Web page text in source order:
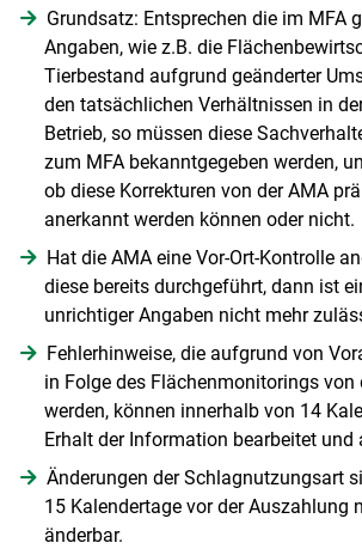
Grundsatz: Entsprechen die im MFA
Angaben, wie z.B. die
Tierbestand aufgrund geänderter
den tatsächlichen Verhältnissen in
Betrieb, so müssen diese
zum MFA bekanntgegeben werden,
ob diese Korrekturen von der AMA
anerkannt werden können oder nicht.
Hat die AMA eine Vor-Ort-Kontrolle
diese bereits durchgeführt, dann ist
unrichtiger Angaben nicht mehr
Fehlerhinweise, die aufgrund von
in Folge des Flächenmonitorings von
werden, können innerhalb von 14
Erhalt der Information bearbeitet und
Änderungen der Schlagnutzungsart
15 Kalendertage vor der Auszahlung
änderbar.